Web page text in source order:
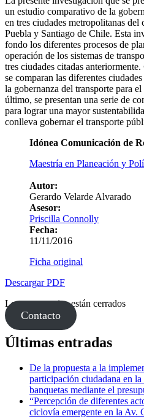
un estudio comparativo de la
en tres ciudades metropolitanas
Puebla y Santiago de Chile. Esta
fondo los diferentes procesos de
operación de los sistemas de
tres ciudades citadas
se comparan las diferentes
la gobernanza del transporte para
último, se presentan una serie de
para lograr una mayor
conlleva gobernar el transporte
Idónea Comunicación de
Maestría en Planeación y
Autor:
Gerardo Velarde Alvarado
Asesor:
Priscilla Connolly
Fecha:
11/11/2016
Ficha original
Descargar PDF
Los comentarios están cerrados
Contacto
Últimas entradas
De la propuesta a la
participación ciudadana en
banquetas mediante el
“Percepción de diferentes
ciclovía emergente en la Av.